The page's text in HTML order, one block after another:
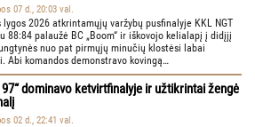
07 d., 20:03 val.
lygos 2026 atkrintamųjų varžybų pusfinalyje KKL NGT
88:84 palaužė BC „Boom“ ir iškovojo kelialapį į didįjį
nuo pat pirmųjų minučių klostėsi labai
Abi komandos demonstravo kovingą…
97“ dominavo ketvirtfinalyje ir užtikrintai žengė
02 d., 22:41 val.